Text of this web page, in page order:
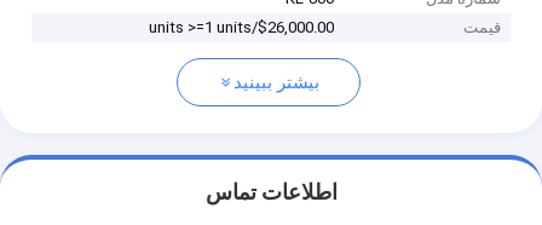
قیمت
$26,000.00/units >=1 units
بیشتر ببینید
اطلاعات تماس